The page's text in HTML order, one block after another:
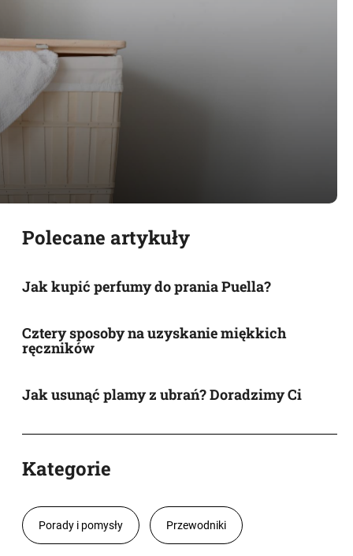
Polecane artykuły
Jak kupić perfumy do prania Puella?
Cztery sposoby na uzyskanie miękkich
ręczników
Jak usunąć plamy z ubrań? Doradzimy Ci
Kategorie
Porady i pomysły Przewodniki